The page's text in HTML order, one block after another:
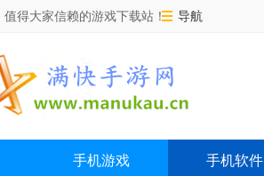
值得大家信赖的游戏下载站！ 导航
手机游戏 手机软件